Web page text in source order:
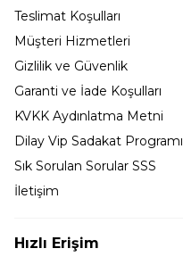
Teslimat Koşulları
Müşteri Hizmetleri
Gizlilik ve Güvenlik
Garanti ve İade Koşulları
KVKK Aydınlatma Metni
Dilay Vip Sadakat Programı
Sık Sorulan Sorular SSS
İletişim
Hızlı Erişim